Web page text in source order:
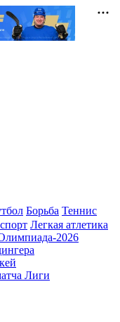
Борьба Теннис
Легкая атлетика
2026
Лиги